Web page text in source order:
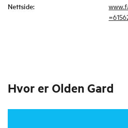
Nettside:
Hvor er Olden Gard